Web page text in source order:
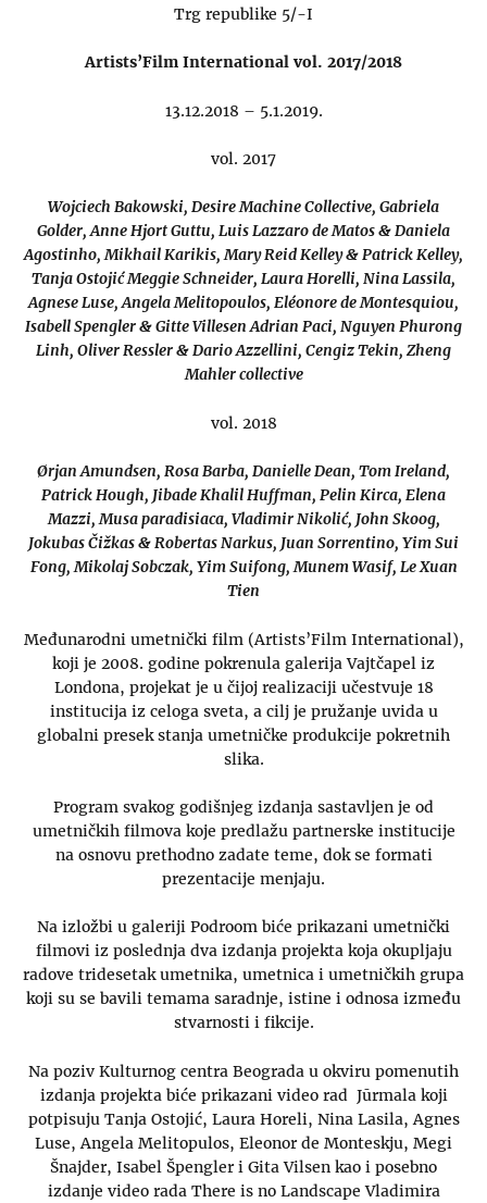
Trg republike 5/-I
Artists’Film International vol. 2017/2018
13.12.2018 – 5.1.2019.
vol. 2017
Wojciech Bakowski, Desire Machine Collective, Gabriela
Golder, Anne Hjort Guttu, Luis Lazzaro de Matos & Daniela
Agostinho, Mikhail Karikis, Mary Reid Kelley & Patrick Kelley,
Tanja Ostojić Meggie Schneider, Laura Horelli, Nina Lassila,
Agnese Luse, Angela Melitopoulos, Eléonore de Montesquiou,
Isabell Spengler & Gitte Villesen Adrian Paci, Nguyen Phurong
Linh, Oliver Ressler & Dario Azzellini, Cengiz Tekin, Zheng
Mahler collective
vol. 2018
Ørjan Amundsen, Rosa Barba, Danielle Dean, Tom Ireland,
Patrick Hough, Jibade Khalil Huffman, Pelin Kirca, Elena
Mazzi, Musa paradisiaca, Vladimir Nikolić, John Skoog,
Jokubas Čižkas & Robertas Narkus, Juan Sorrentino, Yim Sui
Fong, Mikolaj Sobczak, Yim Suifong, Munem Wasif, Le Xuan
Tien
Međunarodni umetnički film (Artists’Film International),
koji je 2008. godine pokrenula galerija Vajtčapel iz
Londona, projekat je u čijoj realizaciji učestvuje 18
institucija iz celoga sveta, a cilj je pružanje uvida u
globalni presek stanja umetničke produkcije pokretnih
slika.
Program svakog godišnjeg izdanja sastavljen je od
umetničkih filmova koje predlažu partnerske institucije
na osnovu prethodno zadate teme, dok se formati
prezentacije menjaju.
Na izložbi u galeriji Podroom biće prikazani umetnički
filmovi iz poslednja dva izdanja projekta koja okupljaju
radove tridesetak umetnika, umetnica i umetničkih grupa
koji su se bavili temama saradnje, istine i odnosa između
stvarnosti i fikcije.
Na poziv Kulturnog centra Beograda u okviru pomenutih
izdanja projekta biće prikazani video rad Jūrmala koji
potpisuju Tanja Ostojić, Laura Horeli, Nina Lasila, Agnes
Luse, Angela Melitopulos, Eleonor de Monteskju, Megi
Šnajder, Isabel Špengler i Gita Vilsen kao i posebno
izdanje video rada There is no Landscape Vladimira